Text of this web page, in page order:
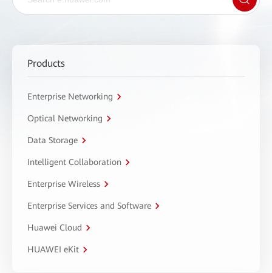
Products
Enterprise Networking
Optical Networking
Data Storage
Intelligent Collaboration
Enterprise Wireless
Enterprise Services and Software
Huawei Cloud
HUAWEI eKit